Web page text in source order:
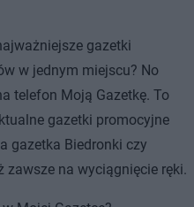
gazetki
w jednym miejscu? No
telefon Moją Gazetkę. To
gazetki promocyjne
gazetka Biedronki czy
na wyciągnięcie ręki.